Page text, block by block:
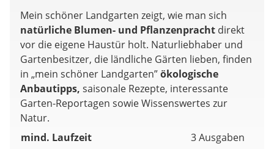
Mein schöner Landgarten zeigt, wie man sich
natürliche Blumen- und Pflanzenpracht direkt
vor die eigene Haustür holt. Naturliebhaber und
Gartenbesitzer, die ländliche Gärten lieben, finden
in „mein schöner Landgarten”ökologische
Anbautipps, saisonale Rezepte, interessante
Garten-Reportagen sowie Wissenswertes zur
Natur.
mind. Laufzeit
3 Ausgaben